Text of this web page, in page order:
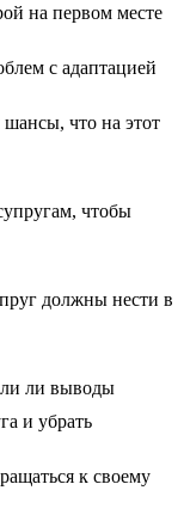
на первом месте
с адаптацией
шансы, что на этот
чтобы
должны нести в
ли выводы
и убрать
к своему